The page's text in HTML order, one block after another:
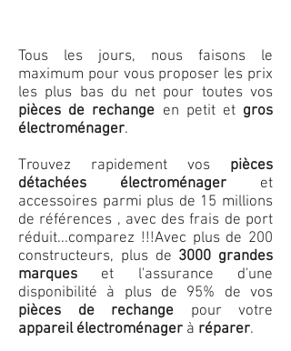
Tous les jours, nous faisons le
maximum pour vous proposer les prix
les plus bas du net pour toutes vos
pièces de rechange en petit et gros
électroménager.
Trouvez rapidement vos pièces
détachées électroménager et
accessoires parmi plus de 15 millions
de références , avec des frais de port
réduit...comparez !!!Avec plus de 200
constructeurs, plus de 3000 grandes
marques et l'assurance d'une
disponibilité à plus de 95% de vos
pièces de rechange pour votre
appareil électroménager à réparer.